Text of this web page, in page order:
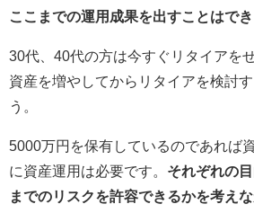
ここまでの運用成果を出すことはでき
30代、40代の方は今すぐリタイアを
資産を増やしてからリタイアを検討
う。
5000万円を保有しているのであれば
に資産運用は必要です。 それぞれの
までのリスクを許容できるかを考え